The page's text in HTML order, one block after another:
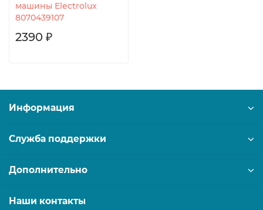
машины Electrolux
8070439107
2390 ₽
Информация
Служба поддержки
Дополнительно
Наши контакты